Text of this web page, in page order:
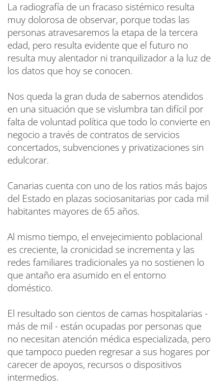
La radiografía de un fracaso sistémico resulta
muy dolorosa de observar, porque todas las
personas atravesaremos la etapa de la tercera
edad, pero resulta evidente que el futuro no
resulta muy alentador ni tranquilizador a la luz de
los datos que hoy se conocen.
Nos queda la gran duda de sabernos atendidos
en una situación que se vislumbra tan difícil por
falta de voluntad política que todo lo convierte en
negocio a través de contratos de servicios
concertados, subvenciones y privatizaciones sin
edulcorar.
Canarias cuenta con uno de los ratios más bajos
del Estado en plazas sociosanitarias por cada mil
habitantes mayores de 65 años.
Al mismo tiempo, el envejecimiento poblacional
es creciente, la cronicidad se incrementa y las
redes familiares tradicionales ya no sostienen lo
que antaño era asumido en el entorno
doméstico.
El resultado son cientos de camas hospitalarias -
más de mil - están ocupadas por personas que
no necesitan atención médica especializada, pero
que tampoco pueden regresar a sus hogares por
carecer de apoyos, recursos o dispositivos
intermedios.